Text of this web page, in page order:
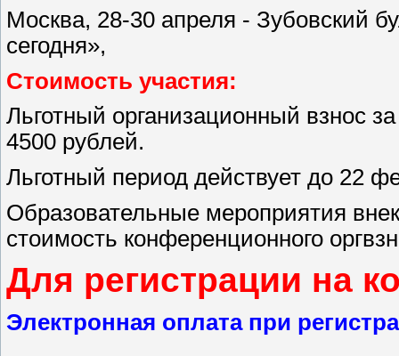
Москва, 28-30 апреля - Зубовский
сегодня»,
Стоимость участия:
Льготный организационный взнос
4500 рублей.
Льготный период действует до 22
Образовательные мероприятия
стоимость конференционного
Для регистрации на
Электронная оплата при